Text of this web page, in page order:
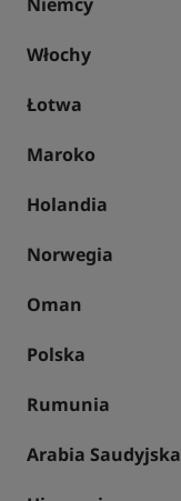
Włochy
Łotwa
Maroko
Holandia
Norwegia
Oman
Polska
Rumunia
Arabia Saudyjska